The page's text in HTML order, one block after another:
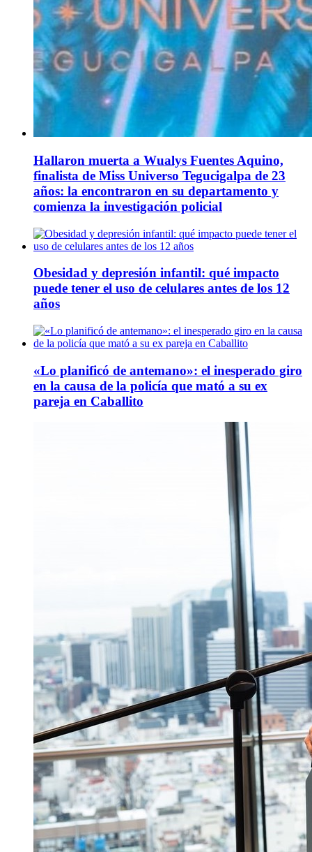
Hallaron muerta a Wualys Fuentes Aquino,
finalista de Miss Universo Tegucigalpa de 23
años: la encontraron en su departamento y
comienza la investigación policial
Obesidad y depresión infantil: qué impacto
puede tener el uso de celulares antes de los 12
años
«Lo planificó de antemano»: el inesperado giro
en la causa de la policía que mató a su ex
pareja en Caballito